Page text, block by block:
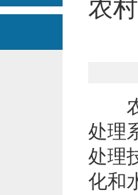
农
处理
处理
化和